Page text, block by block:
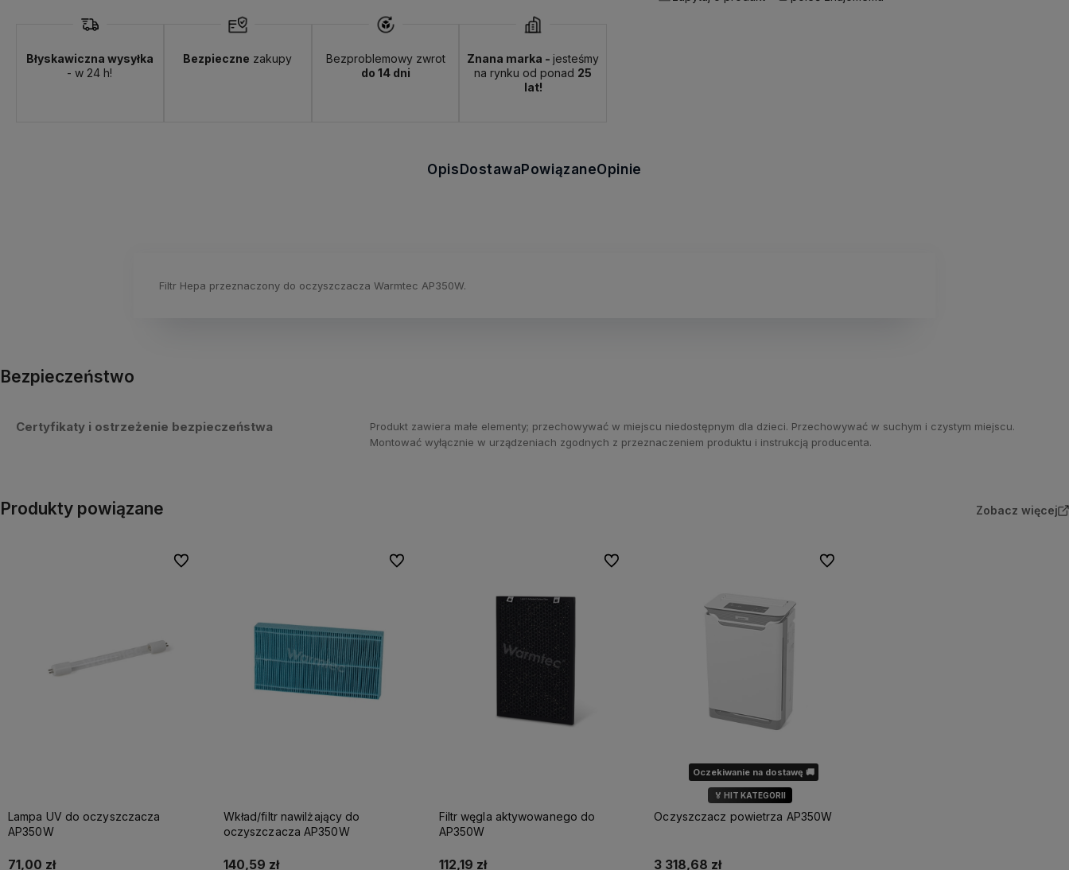
Błyskawiczna wysyłka
- w 24 h!
Bezpieczne zakupy
Bezproblemowy zwrot
do 14 dni
Znana marka -jesteśmy
na rynku od ponad 25
lat!
OpisDostawaPowiązaneOpinie
Filtr Hepa przeznaczony do oczyszczacza Warmtec AP350W.
Bezpieczeństwo
Certyfikaty i ostrzeżenie bezpieczeństwa
Produkt zawiera małe elementy; przechowywać w miejscu niedostępnym dla dzieci. Przechowywać w suchym i czystym miejscu.
Montować wyłącznie w urządzeniach zgodnych z przeznaczeniem produktu i instrukcją producenta.
Produkty powiązane Zobacz więcej
Lampa UV do oczyszczacza
AP350W
71,00 zł
Do ulubionych
Wkład/filtr nawilżający do
oczyszczacza AP350W
140,59 zł
Do ulubionych
Filtr węgla aktywowanego do
AP350W
112,19 zł
Do ulubionych
Oczekiwanie na dostawę 🚚
🏅 HIT KATEGORII
Oczyszczacz powietrza AP350W
3 318,68 zł
Do ulubionych